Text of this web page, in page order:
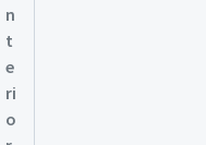
n
t
e
ri
o